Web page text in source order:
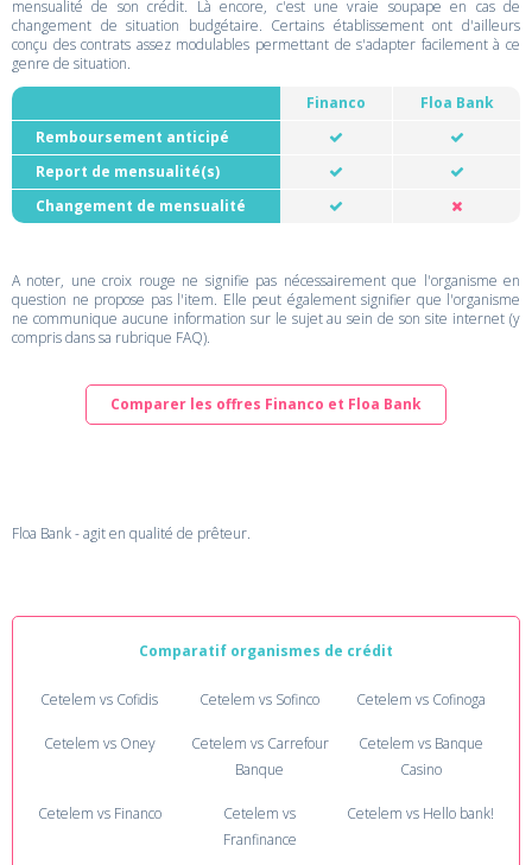
mensualité de son crédit. Là encore, c'est une vraie soupape en cas de
changement de situation budgétaire. Certains établissement ont d'ailleurs
conçu des contrats assez modulables permettant de s'adapter facilement à ce
genre de situation.
Financo
Floa Bank
Remboursement anticipé
Report de mensualité(s)
Changement de mensualité
A noter, une croix rouge ne signifie pas nécessairement que l'organisme en
question ne propose pas l'item. Elle peut également signifier que l'organisme
ne communique aucune information sur le sujet au sein de son site internet (y
compris dans sa rubrique FAQ).
Comparer les offres Financo et Floa Bank
Floa Bank - agit en qualité de prêteur.
Comparatif organismes de crédit
Cetelem vs Cofidis Cetelem vs Sofinco Cetelem vs Cofinoga
Cetelem vs Oney
Cetelem vs Carrefour
Banque
Cetelem vs Banque
Casino
Cetelem vs Financo
Cetelem vs
Franfinance
Cetelem vs Hello bank!